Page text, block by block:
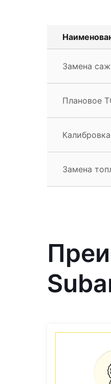
Замена
Плановое
Замена